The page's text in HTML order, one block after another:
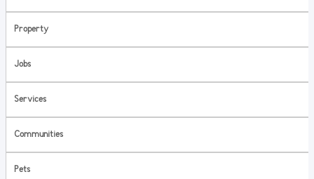
Property
Jobs
Services
Communities
Pets